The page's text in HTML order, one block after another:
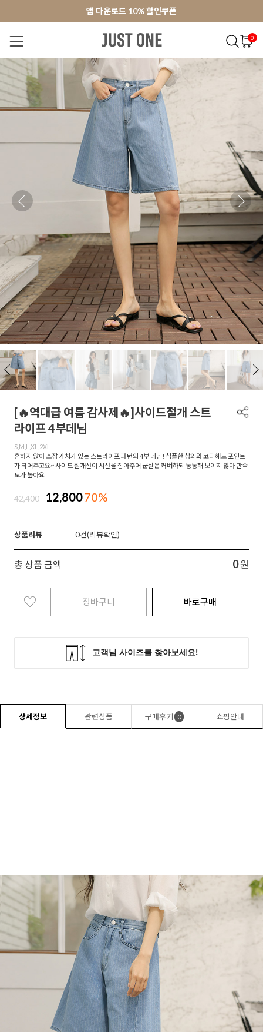
앱 다운로드 10% 할인쿠폰
회원가입 쿠폰 3000원
앱 다운로드 10% 할인쿠폰
회원가입 쿠폰 3000원
0
NEW 7% BEST 오늘출발 MADE . J 아
[🔥역대급 여름 감사제🔥]사이드절개 스트
라이프 4부데님
S,M,L,XL,2XL
흔하지 않아 소장 가치가 있는 스트라이프 패턴의 4부 데님! 심플한 상의와 코디해도 포인트
가 되어주고요~ 사이드 절개선이 시선을 잡아주어 군살은 커버하되 통통해 보이지 않아 만족
도가 높아요
42,400 12,80070%
상품리뷰 0
총 상품 금액 0 원
장바구니 바로구매
상세정보 관련상품 구매후기 0 쇼핑안내